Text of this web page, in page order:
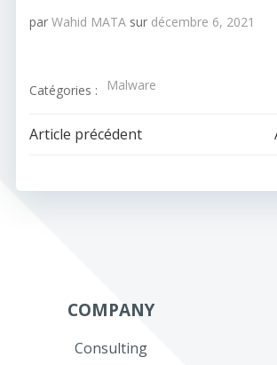
par Wahid MATA sur décembre 6, 2021
Catégories : Malware
Navigation
de
Article précédent
de
COMPANY
Consulting